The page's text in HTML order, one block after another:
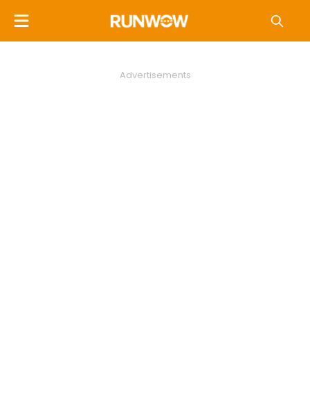
Advertisements